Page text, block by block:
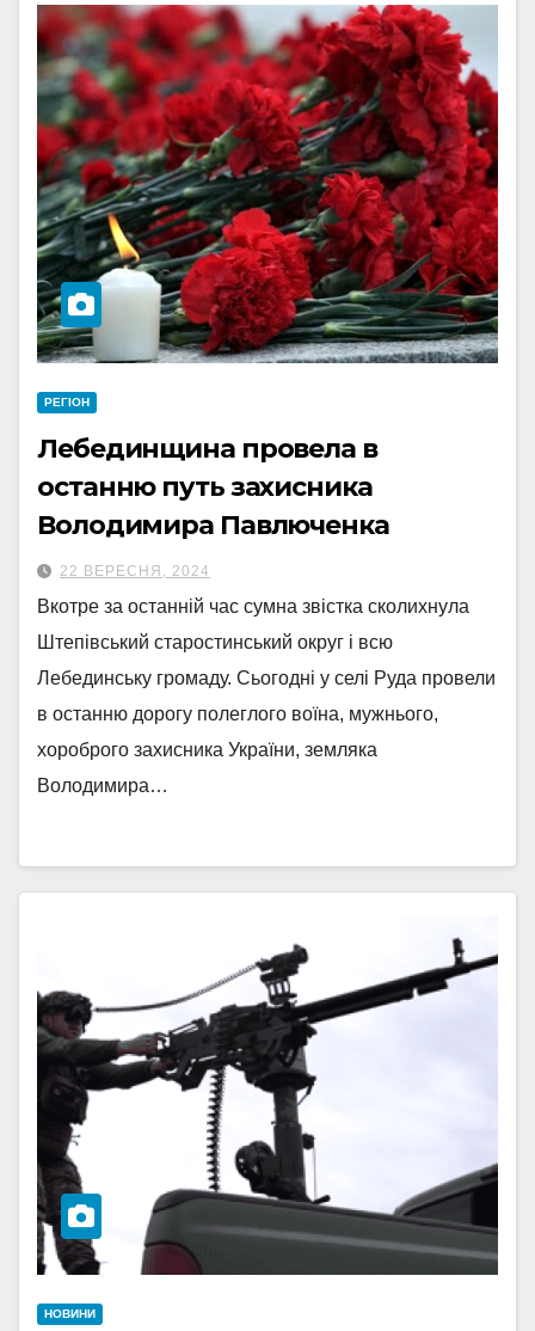
РЕГІОН
Лебединщина провела в
останню путь захисника
Володимира Павлюченка
22 ВЕРЕСНЯ, 2024
Вкотре за останній час сумна звістка сколихнула
Штепівський старостинський округ і всю
Лебединську громаду. Сьогодні у селі Руда провели
в останню дорогу полеглого воїна, мужнього,
хороброго захисника України, земляка
Володимира…
НОВИНИ